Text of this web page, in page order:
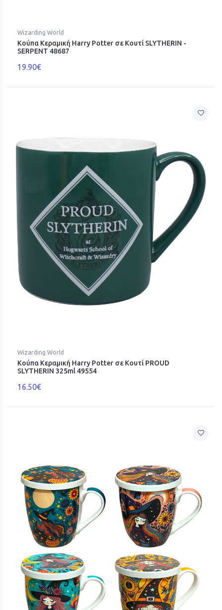
Wizarding World
Κούπα Κεραμική Harry Potter σε Κουτί SLYTHERIN -
SERPENT 48687
19.90€
Wizarding World
Κούπα Κεραμική Harry Potter σε Κουτί PROUD
SLYTHERIN 325ml 49554
16.50€